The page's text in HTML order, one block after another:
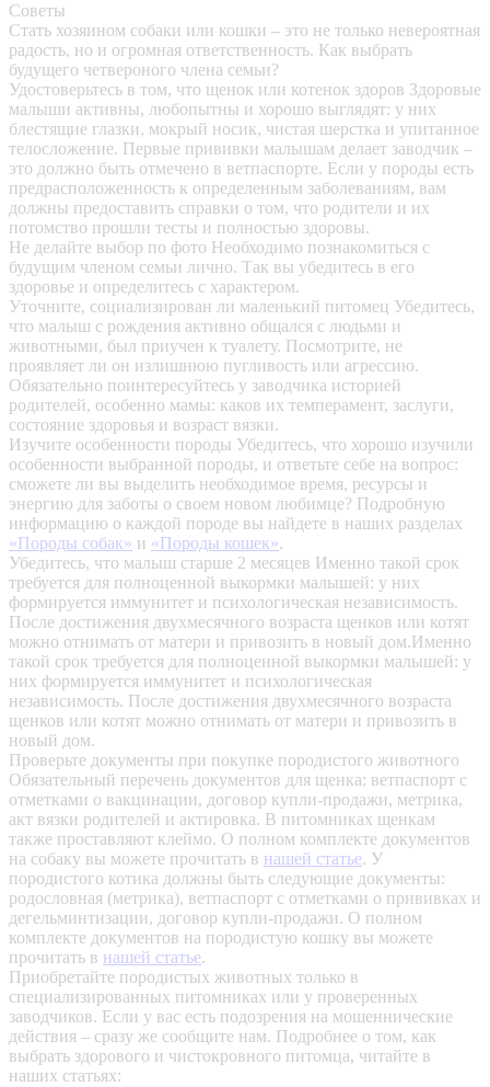
Советы
Стать хозяином собаки или кошки – это не только невероятная
радость, но и огромная ответственность. Как выбрать
будущего четвероного члена семьи?
Удостоверьтесь в том, что щенок или котенок здоров Здоровые
малыши активны, любопытны и хорошо выглядят: у них
блестящие глазки, мокрый носик, чистая шерстка и упитанное
телосложение. Первые прививки малышам делает заводчик –
это должно быть отмечено в ветпаспорте. Если у породы есть
предрасположенность к определенным заболеваниям, вам
должны предоставить справки о том, что родители и их
потомство прошли тесты и полностью здоровы.
Не делайте выбор по фото Необходимо познакомиться с
будущим членом семьи лично. Так вы убедитесь в его
здоровье и определитесь с характером.
Уточните, социализирован ли маленький питомец Убедитесь,
что малыш с рождения активно общался с людьми и
животными, был приучен к туалету. Посмотрите, не
проявляет ли он излишнюю пугливость или агрессию.
Обязательно поинтересуйтесь у заводчика историей
родителей, особенно мамы: каков их темперамент, заслуги,
состояние здоровья и возраст вязки.
Изучите особенности породы Убедитесь, что хорошо изучили
особенности выбранной породы, и ответьте себе на вопрос:
сможете ли вы выделить необходимое время, ресурсы и
энергию для заботы о своем новом любимце? Подробную
информацию о каждой породе вы найдете в наших разделах
«Породы собак» и «Породы кошек».
Убедитесь, что малыш старше 2 месяцев Именно такой срок
требуется для полноценной выкормки малышей: у них
формируется иммунитет и психологическая независимость.
После достижения двухмесячного возраста щенков или котят
можно отнимать от матери и привозить в новый дом.Именно
такой срок требуется для полноценной выкормки малышей: у
них формируется иммунитет и психологическая
независимость. После достижения двухмесячного возраста
щенков или котят можно отнимать от матери и привозить в
новый дом.
Проверьте документы при покупке породистого животного
Обязательный перечень документов для щенка: ветпаспорт с
отметками о вакцинации, договор купли-продажи, метрика,
акт вязки родителей и актировка. В питомниках щенкам
также проставляют клеймо. О полном комплекте документов
на собаку вы можете прочитать в нашей статье. У
породистого котика должны быть следующие документы:
родословная (метрика), ветпаспорт с отметками о прививках и
дегельминтизации, договор купли-продажи. О полном
комплекте документов на породистую кошку вы можете
прочитать в нашей статье.
Приобретайте породистых животных только в
специализированных питомниках или у проверенных
заводчиков. Если у вас есть подозрения на мошеннические
действия – сразу же сообщите нам. Подробнее о том, как
выбрать здорового и чистокровного питомца, читайте в
наших статьях: